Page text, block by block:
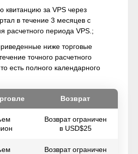
квитанцию за VPS через
в течение 3 месяцев с
расчетного периода VPS.;
ниже торговые
точного расчетного
есть полного календарного
Возврат
Возврат ограничен
в USD$25
Возврат ограничен